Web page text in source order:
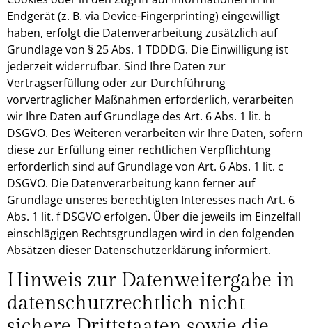
Endgerät (z. B. via Device-Fingerprinting) eingewilligt
haben, erfolgt die Datenverarbeitung zusätzlich auf
Grundlage von § 25 Abs. 1 TDDDG. Die Einwilligung ist
jederzeit widerrufbar. Sind Ihre Daten zur
Vertragserfüllung oder zur Durchführung
vorvertraglicher Maßnahmen erforderlich, verarbeiten
wir Ihre Daten auf Grundlage des Art. 6 Abs. 1 lit. b
DSGVO. Des Weiteren verarbeiten wir Ihre Daten, sofern
diese zur Erfüllung einer rechtlichen Verpflichtung
erforderlich sind auf Grundlage von Art. 6 Abs. 1 lit. c
DSGVO. Die Datenverarbeitung kann ferner auf
Grundlage unseres berechtigten Interesses nach Art. 6
Abs. 1 lit. f DSGVO erfolgen. Über die jeweils im Einzelfall
einschlägigen Rechtsgrundlagen wird in den folgenden
Absätzen dieser Datenschutzerklärung informiert.
Hinweis zur Datenweitergabe in
datenschutzrechtlich nicht